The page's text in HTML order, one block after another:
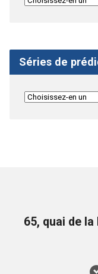
Séries de
65, quai de